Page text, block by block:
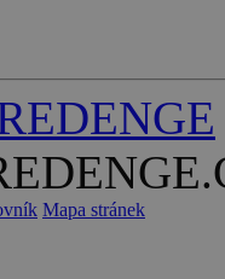
Mapa stránek